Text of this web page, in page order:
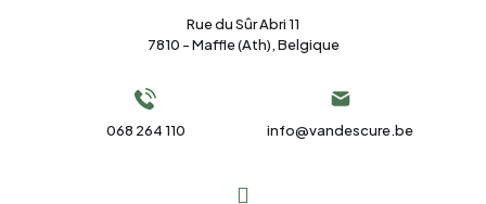
Rue du Sûr Abri 11
7810 - Maffle (Ath), Belgique
068 264 110 info@vandescure.be